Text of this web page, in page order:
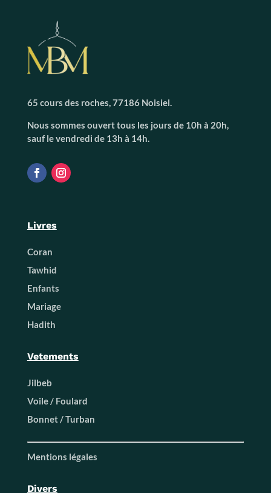
65 cours des roches, 77186 Noisiel.
Nous sommes ouvert tous les jours de 10h à 20h,
sauf le vendredi de 13h à 14h.
Livres
Coran
Tawhid
Enfants
Mariage
Hadith
Vetements
Jilbeb
Voile / Foulard
Bonnet / Turban
Mentions légales
Divers